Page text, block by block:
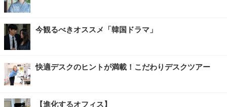
今観るべきオススメ「韓国ドラマ」
快適デスクのヒントが満載！こだわりデスクツアー
【進化するオフィス】